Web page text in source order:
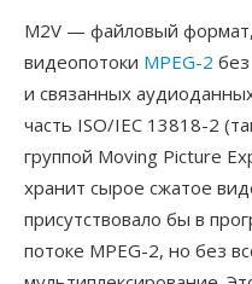
M2V — файловый
видеопотоки MPEG-2
и связанных
часть ISO/IEC 13818-2
группой Moving Picture
хранит сырое сжатое
присутствовало бы в
потоке MPEG-2, но без